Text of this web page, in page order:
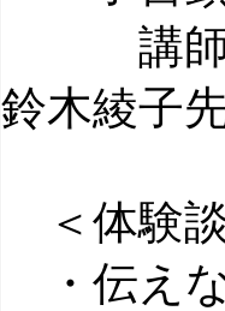
講師：
鈴木綾子
＜体験
・伝え